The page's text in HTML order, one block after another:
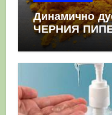
Динамично
ЧЕРНИЯ
комбинация